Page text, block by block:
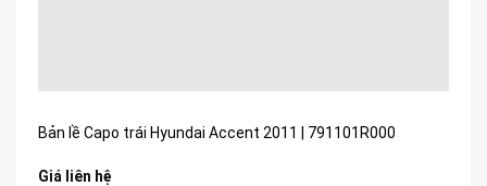
Bản lề Capo trái Hyundai Accent 2011 | 791101R000
Giá liên hệ